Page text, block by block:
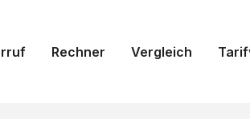
Rechner Vergleich